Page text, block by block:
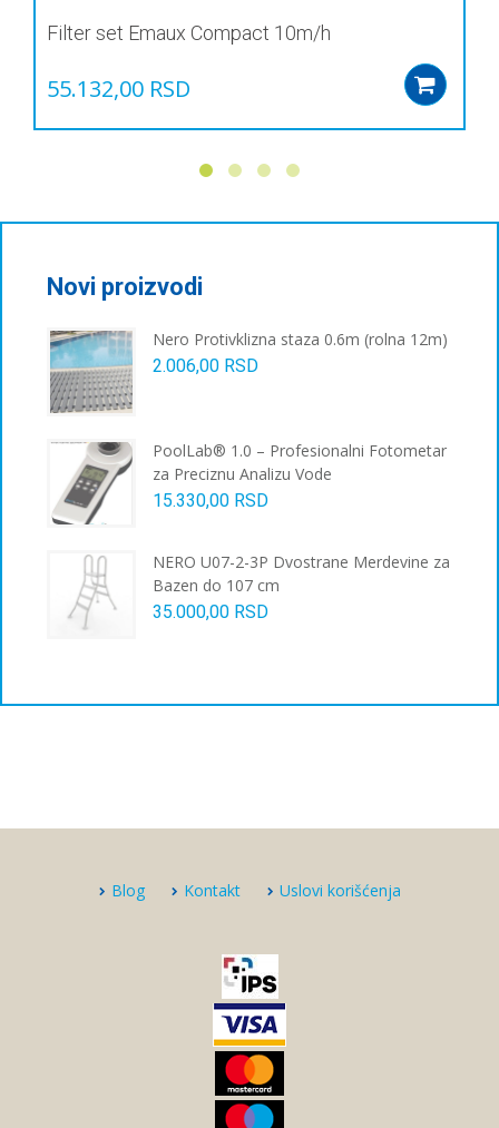
Filter set Emaux Compact 10m/h
55.132,00 RSD
Novi proizvodi
Nero Protivklizna staza 0.6m (rolna 12m)
2.006,00 RSD
PoolLab® 1.0 – Profesionalni Fotometar
za Preciznu Analizu Vode
15.330,00 RSD
NERO U07-2-3P Dvostrane Merdevine za
Bazen do 107 cm
35.000,00 RSD
Blog Kontakt Uslovi korišćenja